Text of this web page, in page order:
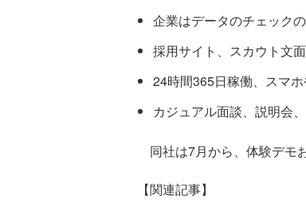
企業はデータのチェック
採用サイト、スカウト文
24時間365日稼働、スマ
カジュアル面談、説明会
同社は7月から、体験デモ
【関連記事】